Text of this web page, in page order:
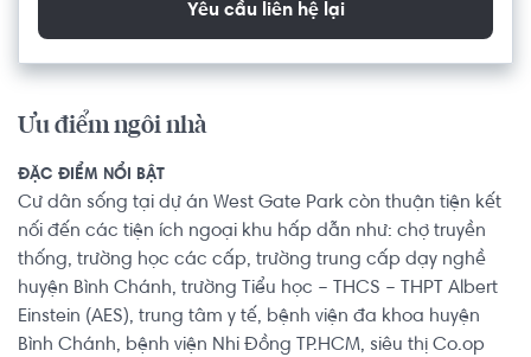
Yêu cầu liên hệ lại
Ưu điểm ngôi nhà
ĐẶC ĐIỂM NỔI BẬT
Cư dân sống tại dự án West Gate Park còn thuận tiện kết
nối đến các tiện ích ngoại khu hấp dẫn như: chợ truyền
thống, trường học các cấp, trường trung cấp dạy nghề
huyện Bình Chánh, trường Tiểu học – THCS – THPT Albert
Einstein (AES), trung tâm y tế, bệnh viện đa khoa huyện
Bình Chánh, bệnh viện Nhi Đồng TP.HCM, siêu thị Co.op